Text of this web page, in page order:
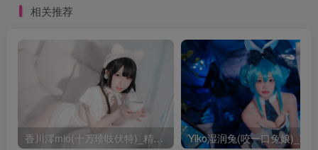
相关推荐
香川澪mio(十万珍吱伏特)_精美美图全部写真作品合集|持续更新